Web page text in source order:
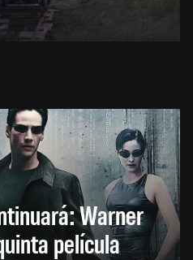
Warner
película